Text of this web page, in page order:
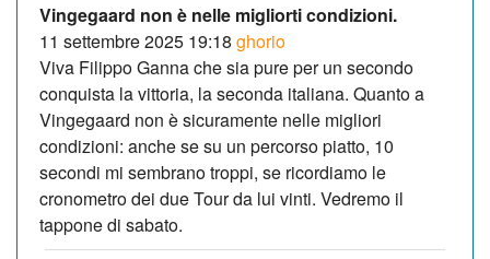
Vingegaard non è nelle migliorti condizioni.
11 settembre 2025 19:18 ghorio
Viva Filippo Ganna che sia pure per un secondo
conquista la vittoria, la seconda italiana. Quanto a
Vingegaard non è sicuramente nelle migliori
condizioni: anche se su un percorso piatto, 10
secondi mi sembrano troppi, se ricordiamo le
cronometro dei due Tour da lui vinti. Vedremo il
tappone di sabato.